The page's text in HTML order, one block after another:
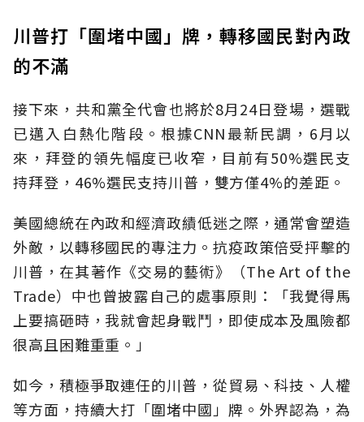
川普打「圍堵中國」牌，轉移國民對內政
的不滿
接下來，共和黨全代會也將於8月24日登場，選戰
已邁入白熱化階段。根據CNN最新民調，6月以
來，拜登的領先幅度已收窄，目前有50%選民支
持拜登，46%選民支持川普，雙方僅4%的差距。
美國總統在內政和經濟政績低迷之際，通常會塑造
外敵，以轉移國民的專注力。抗疫政策倍受抨擊的
川普，在其著作《交易的藝術》（The Art of the
Trade）中也曾披露自己的處事原則：「我覺得馬
上要搞砸時，我就會起身戰鬥，即使成本及風險都
很高且困難重重。」
如今，積極爭取連任的川普，從貿易、科技、人權
等方面，持續大打「圍堵中國」牌。外界認為，為